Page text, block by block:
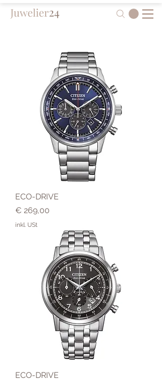
ECO-DRIVE
Preis
€ 269,00
inkl. USt
ECO-DRIVE